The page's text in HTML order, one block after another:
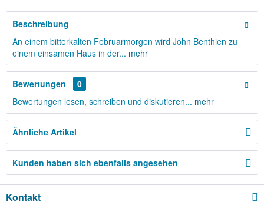
Beschreibung
An einem bitterkalten Februarmorgen wird John Benthien zu
einem einsamen Haus in der... mehr
Bewertungen
0
Bewertungen lesen, schreiben und diskutieren... mehr
Ähnliche Artikel
Kunden haben sich ebenfalls angesehen
Kontakt